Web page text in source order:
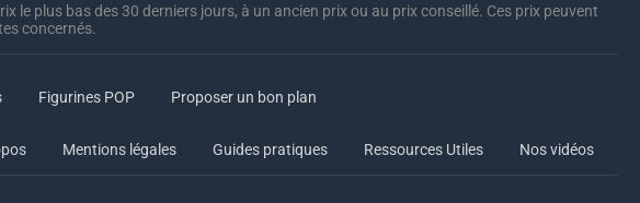
plus bas des 30 derniers jours, à un ancien prix ou au prix conseillé. Ces prix peuvent
concernés.
Figurines POP
Proposer un bon plan
Mentions légales Guides pratiques Ressources Utiles Nos vidéos